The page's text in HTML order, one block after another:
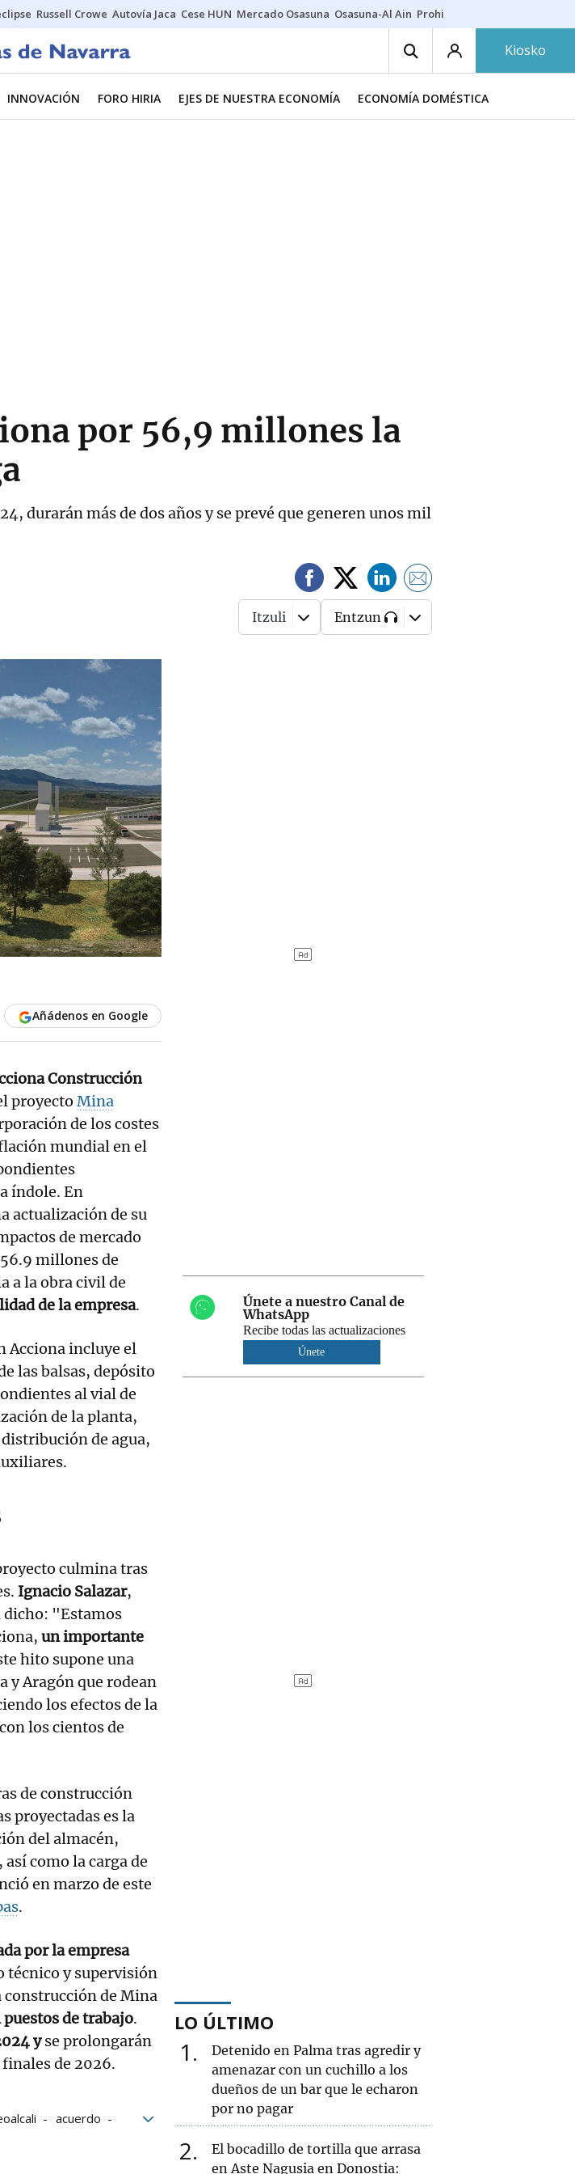
Russell Crowe Autovía Jaca Cese HUN Mercado Osasuna Osasuna-Al Ain Prohibiciones eclipse
Kiosko
INNOVACIÓN FORO HIRIA EJES DE NUESTRA ECONOMÍA ECONOMÍA DOMÉSTICA
por 56,9 millones la
durarán más de dos años y se prevé que generen unos mil
Itzuli Entzun
Añádenos en Google
Construcción
proyecto Mina
de los costes
mundial en el
índole. En
actualización de su
de mercado
millones de
a la obra civil de
de la empresa.
Acciona incluye el
las balsas, depósito
al vial de
de la planta,
de agua,
culmina tras
Ignacio Salazar,
dicho: "Estamos
un importante
hito supone una
y Aragón que rodean
los efectos de la
los cientos de
de construcción
proyectadas es la
del almacén,
como la carga de
en marzo de este
.
por la empresa
técnico y supervisión
construcción de Mina
de trabajo.
yse prolongarán
de 2026.
acuerdo
Únete a nuestro Canal de
WhatsApp
Recibe todas las actualizaciones
Únete
LO ÚLTIMO
1
Detenido en Palma tras agredir y
amenazar con un cuchillo a los
dueños de un bar que le echaron
por no pagar
2
El bocadillo de tortilla que arrasa
en Aste Nagusia en Donostia: